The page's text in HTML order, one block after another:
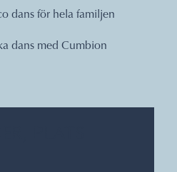
dans för hela familjen
dans med Cumbion